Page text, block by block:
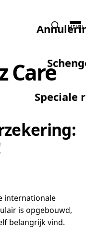
Speciale
MENU
Care
internationale
is opgebouwd,
belangrijk vind.